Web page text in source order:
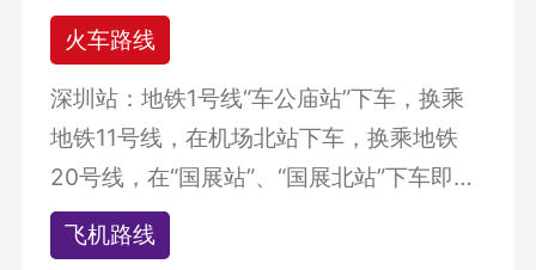
火车路线
深圳站：地铁1号线“车公庙站”下车，换乘
地铁11号线，在机场北站下车，换乘地铁
20号线，在“国展站”、“国展北站”下车即
可；
飞机路线